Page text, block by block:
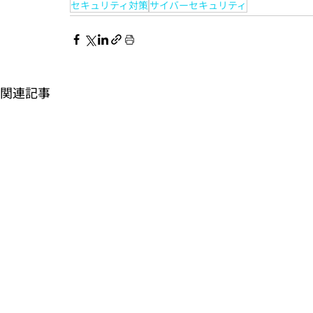
セキュリティ対策サイバーセキュリティ
関連記事